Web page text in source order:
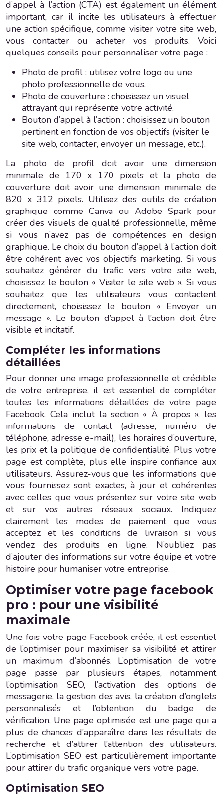
d’appel à l’action (CTA) est également un élément
important, car il incite les utilisateurs à effectuer
une action spécifique, comme visiter votre site web,
vous contacter ou acheter vos produits. Voici
quelques conseils pour personnaliser votre page :
Photo de profil : utilisez votre logo ou une
photo professionnelle de vous.
Photo de couverture : choisissez un visuel
attrayant qui représente votre activité.
Bouton d’appel à l’action : choisissez un bouton
pertinent en fonction de vos objectifs (visiter le
site web, contacter, envoyer un message, etc.).
La photo de profil doit avoir une dimension
minimale de 170 x 170 pixels et la photo de
couverture doit avoir une dimension minimale de
820 x 312 pixels. Utilisez des outils de création
graphique comme Canva ou Adobe Spark pour
créer des visuels de qualité professionnelle, même
si vous n’avez pas de compétences en design
graphique. Le choix du bouton d’appel à l’action doit
être cohérent avec vos objectifs marketing. Si vous
souhaitez générer du trafic vers votre site web,
choisissez le bouton « Visiter le site web ». Si vous
souhaitez que les utilisateurs vous contactent
directement, choisissez le bouton « Envoyer un
message ». Le bouton d’appel à l’action doit être
visible et incitatif.
Compléter les informations
détaillées
Pour donner une image professionnelle et crédible
de votre entreprise, il est essentiel de compléter
toutes les informations détaillées de votre page
Facebook. Cela inclut la section « À propos », les
informations de contact (adresse, numéro de
téléphone, adresse e-mail), les horaires d’ouverture,
les prix et la politique de confidentialité. Plus votre
page est complète, plus elle inspire confiance aux
utilisateurs. Assurez-vous que les informations que
vous fournissez sont exactes, à jour et cohérentes
avec celles que vous présentez sur votre site web
et sur vos autres réseaux sociaux. Indiquez
clairement les modes de paiement que vous
acceptez et les conditions de livraison si vous
vendez des produits en ligne. N’oubliez pas
d’ajouter des informations sur votre équipe et votre
histoire pour humaniser votre entreprise.
Optimiser votre page facebook
pro : pour une visibilité
maximale
Une fois votre page Facebook créée, il est essentiel
de l’optimiser pour maximiser sa visibilité et attirer
un maximum d’abonnés. L’optimisation de votre
page passe par plusieurs étapes, notamment
l’optimisation SEO, l’activation des options de
messagerie, la gestion des avis, la création d’onglets
personnalisés et l’obtention du badge de
vérification. Une page optimisée est une page qui a
plus de chances d’apparaître dans les résultats de
recherche et d’attirer l’attention des utilisateurs.
L’optimisation SEO est particulièrement importante
pour attirer du trafic organique vers votre page.
Optimisation SEO